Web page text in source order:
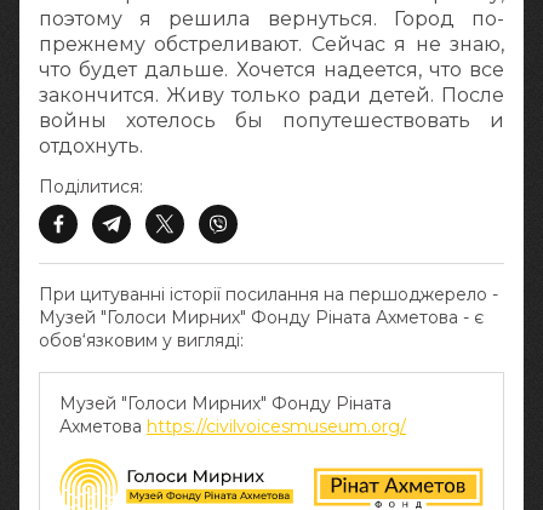
поэтому я решила вернуться. Город по-
прежнему обстреливают. Сейчас я не знаю,
что будет дальше. Хочется надеется, что все
закончится. Живу только ради детей. После
войны хотелось бы попутешествовать и
отдохнуть.
При цитуванні історії посилання на першоджерело -
Музей "Голоси Мирних" Фонду Ріната Ахметова - є
обов‘язковим у вигляді:
Музей "Голоси Мирних" Фонду Ріната
Ахметова https://civilvoicesmuseum.org/
Поділитися: